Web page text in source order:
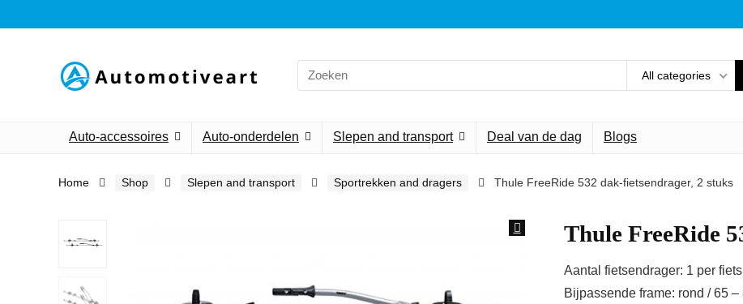
Search
for:
All categories
Auto-accessoires Auto-onderdelen Slepen and transport Deal van de dag Blogs
Home Shop Slepen and transport Sportrekken and dragers Thule FreeRide 532 dak-fietsendrager, 2 stuks
Thule FreeRide
Aantal fietsendrager: 1 per fiets
Bijpassende frame: rond / 65 –